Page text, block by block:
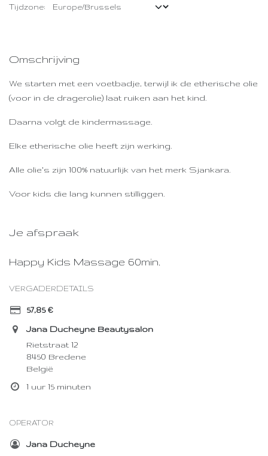
Tijdzone:
Omschrijving
We starten met een voetbadje, terwijl ik de etherische olie
(voor in de dragerolie) laat ruiken aan het kind.
Daarna volgt de kindermassage.
Elke etherische olie heeft zijn werking.
Alle olie's zijn 100% natuurlijk van het merk Sjankara.
Voor kids die lang kunnen stilliggen.
Je afspraak
Happy Kids Massage 60min.
VERGADERDETAILS
57,85€
Jana Ducheyne Beautysalon
Rietstraat 12
8450 Bredene
België
1 uur 15 minuten
OPERATOR
Jana Ducheyne